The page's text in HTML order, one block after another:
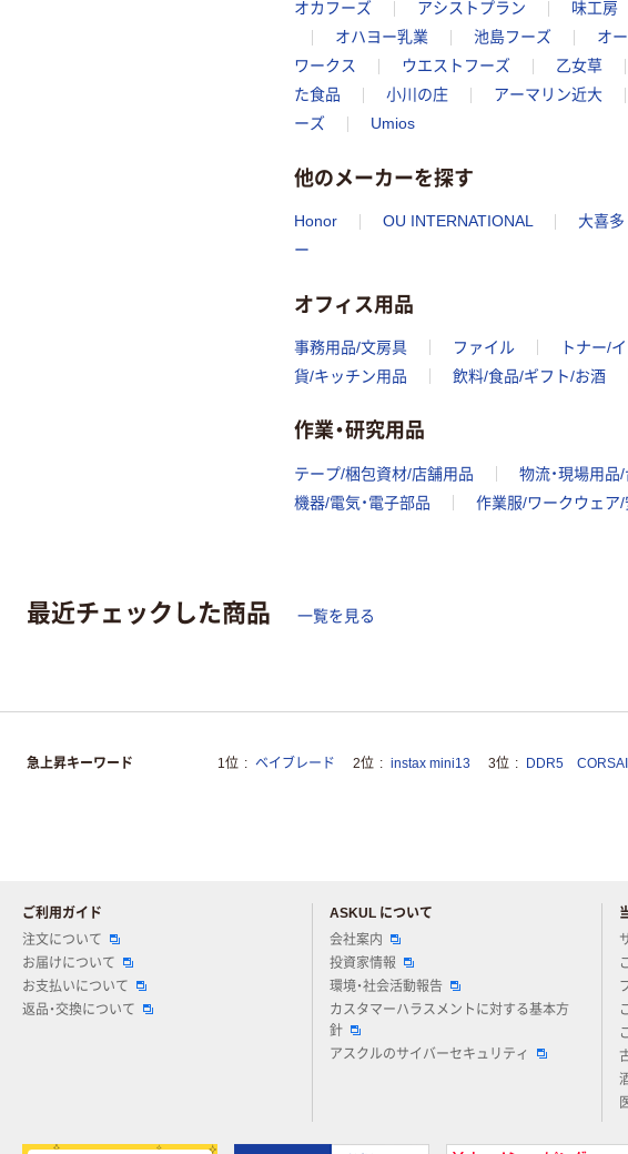
オカフーズ
アシストプラン 味工房
オハヨー乳業
池島フーズ オ
ワークス
ウエストフーズ 乙女草
た食品
小川の庄 アーマリン近大
ーズ
Umios
他のメーカーを探す
Honor OU INTERNATIONAL 大喜多
ー
オフィス用品
事務用品/文房具 ファイル トナー/
貨/キッチン用品
飲料/食品/ギフト/お酒
作業・研究用品
テープ/梱包資材/店舗用品 物流・現場用品
機器/電気・電子部品
作業服/ワークウェア
最近チェックした商品 一覧を見る
急上昇キーワード 1位 ベイブレード 2位 instax mini13 3位 DDR5
ご利用ガイド
注文について
お届けについて
お支払いについて
返品・交換について
ASKUL について
会社案内
投資家情報
環境・社会活動報告
カスタマーハラスメントに対する基本方
針
アスクルのサイバーセキュリティ